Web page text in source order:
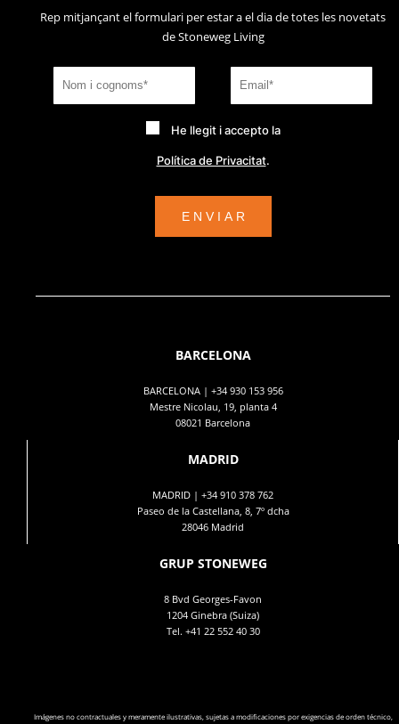
Rep mitjançant el formulari per estar a el dia de totes les novetats
de Stoneweg Living
He llegit i accepto la
Política de Privacitat.
BARCELONA
BARCELONA | +34 930 153 956
Mestre Nicolau, 19, planta 4
08021 Barcelona
MADRID
MADRID | +34 910 378 762
Paseo de la Castellana, 8, 7º dcha
28046 Madrid
GRUP STONEWEG
8 Bvd Georges-Favon
1204 Ginebra (Suiza)
Tel. +41 22 552 40 30
Imágenes no contractuales y meramente ilustrativas, sujetas a modificaciones por exigencias de orden técnico,